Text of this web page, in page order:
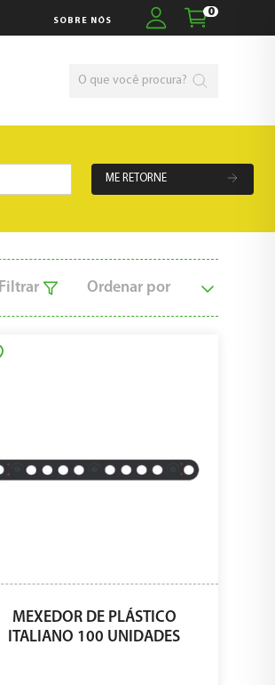
SOBRE NÓS
0
ME RETORNE
Filtrar
MEXEDOR DE PLÁSTICO
ITALIANO 100 UNIDADES